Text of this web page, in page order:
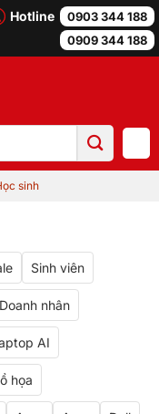
Hotline
0903 344 188
0909 344 188
sinh
Sinh viên
Doanh nhân
AI
họa